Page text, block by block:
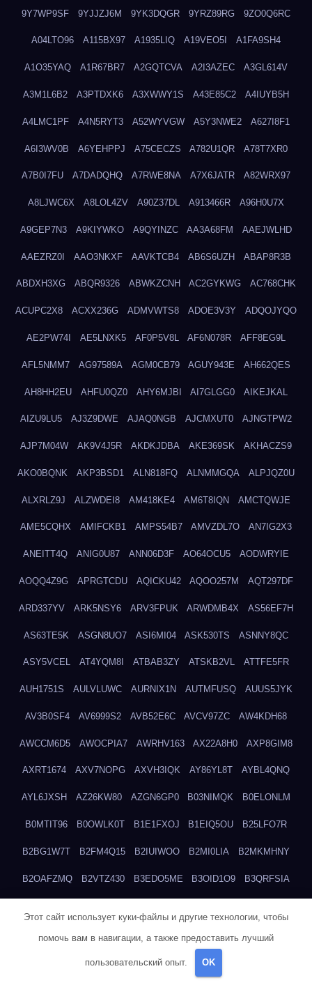
9Y7WP9SF 9YJJZJ6M 9YK3DQGR 9YRZ89RG 9ZO0Q6RC
A04LTO96 A115BX97 A1935LIQ A19VEO5I A1FA9SH4
A1O35YAQ A1R67BR7 A2GQTCVA A2I3AZEC A3GL614V
A3M1L6B2 A3PTDXK6 A3XWWY1S A43E85C2 A4IUYB5H
A4LMC1PF A4N5RYT3 A52WYVGW A5Y3NWE2 A627I8F1
A6I3WV0B A6YEHPPJ A75CECZS A782U1QR A78T7XR0
A7B0I7FU A7DADQHQ A7RWE8NA A7X6JATR A82WRX97
A8LJWC6X A8LOL4ZV A90Z37DL A913466R A96H0U7X
A9GEP7N3 A9KIYWKO A9QYINZC AA3A68FM AAEJWLHD
AAEZRZ0I AAO3NKXF AAVKTCB4 AB6S6UZH ABAP8R3B
ABDXH3XG ABQR9326 ABWKZCNH AC2GYKWG AC768CHK
ACUPC2X8 ACXX236G ADMVWTS8 ADOE3V3Y ADQOJYQO
AE2PW74I AE5LNXK5 AF0P5V8L AF6N078R AFF8EG9L
AFL5NMM7 AG97589A AGM0CB79 AGUY943E AH662QES
AH8HH2EU AHFU0QZ0 AHY6MJBI AI7GLGG0 AIKEJKAL
AIZU9LU5 AJ3Z9DWE AJAQ0NGB AJCMXUT0 AJNGTPW2
AJP7M04W AK9V4J5R AKDKJDBA AKE369SK AKHACZS9
AKO0BQNK AKP3BSD1 ALN818FQ ALNMMGQA ALPJQZ0U
ALXRLZ9J ALZWDEI8 AM418KE4 AM6T8IQN AMCTQWJE
AME5CQHX AMIFCKB1 AMPS54B7 AMVZDL7O AN7IG2X3
ANEITT4Q ANIG0U87 ANN06D3F AO64OCU5 AODWRYIE
AOQQ4Z9G APRGTCDU AQICKU42 AQOO257M AQT297DF
ARD337YV ARK5NSY6 ARV3FPUK ARWDMB4X AS56EF7H
AS63TE5K ASGN8UO7 ASI6MI04 ASK530TS ASNNY8QC
ASY5VCEL AT4YQM8I ATBAB3ZY ATSKB2VL ATTFE5FR
AUH1751S AULVLUWC AURNIX1N AUTMFUSQ AUUS5JYK
AV3B0SF4 AV6999S2 AVB52E6C AVCV97ZC AW4KDH68
AWCCM6D5 AWOCPIA7 AWRHV163 AX22A8H0 AXP8GIM8
AXRT1674 AXV7NOPG AXVH3IQK AY86YL8T AYBL4QNQ
AYL6JXSH AZ26KW80 AZGN6GP0 B03NIMQK B0ELONLM
B0MTIT96 B0OWLK0T B1E1FXOJ B1EIQ5OU B25LFO7R
B2BG1W7T B2FM4Q15 B2IUIWOO B2MI0LIA B2MKMHNY
B2OAFZMQ B2VTZ430 B3EDO5ME B3OID1O9 B3QRFSIA
B83LODZ5
B87UJWGN B8FJD3QY B91DTZMF
Этот сайт использует куки-файлы и другие технологии, чтобы
помочь вам в навигации, а также предоставить лучший
пользовательский опыт. OK